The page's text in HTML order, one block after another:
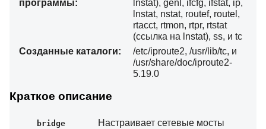
программы:
lnstat), genl, ifcfg, ifstat, ip,
lnstat, nstat, routef, routel,
rtacct, rtmon, rtpr, rtstat
(ссылка на lnstat), ss, и tc
Созданные каталоги:
/etc/iproute2, /usr/lib/tc, и
/usr/share/doc/iproute2-
5.19.0
Краткое описание
bridge Настраивает сетевые мосты